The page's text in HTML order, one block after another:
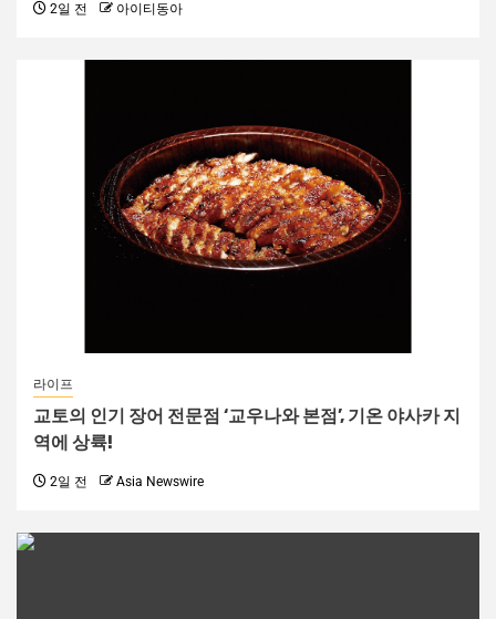
2일 전 아이티동아
라이프
교토의 인기 장어 전문점 ‘교우나와 본점’, 기온 야사카 지
역에 상륙!
2일 전 Asia Newswire